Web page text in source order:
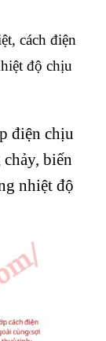
cách điện
độ chịu
điện chịu
biến
nhiệt độ